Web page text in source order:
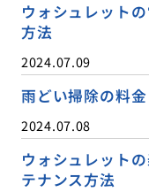
ウォシュレット
方法
2024.07.09
雨どい掃除の料
2024.07.08
ウォシュレット
テナンス方法